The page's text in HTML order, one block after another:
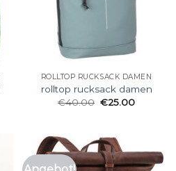
ROLLTOP RUCKSACK DAMEN
rolltop rucksack damen
€40.00 €25.00